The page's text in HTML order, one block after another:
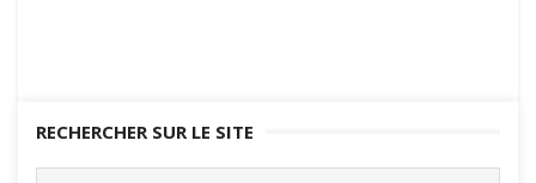
RECHERCHER SUR LE SITE